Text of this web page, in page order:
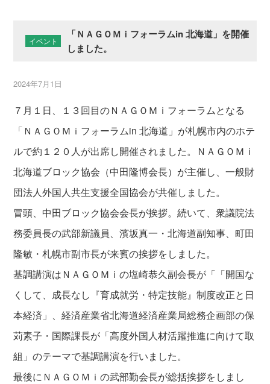
イベント
「ＮＡＧＯＭｉフォーラムin 北海道」を開催
しました。
2024年7月1日
７月１日、１３回目のＮＡＧＯＭｉフォーラムとなる
「ＮＡＧＯＭｉフォーラムin 北海道」が札幌市内のホテ
ルで約１２０人が出席し開催されました。ＮＡＧＯＭｉ
北海道ブロック協会（中田隆博会長）が主催し、一般財
団法人外国人共生支援全国協会が共催しました。
冒頭、中田ブロック協会会長が挨拶。続いて、衆議院法
務委員長の武部新議員、濱坂真一・北海道副知事、町田
隆敏・札幌市副市長が来賓の挨拶をしました。
基調講演はＮＡＧＯＭｉの塩崎恭久副会長が「「開国な
くして、成長なし『育成就労・特定技能』制度改正と日
本経済」、経済産業省北海道経済産業局総務企画部の保
苅素子・国際課長が「高度外国人材活躍推進に向けて取
組」のテーマで基調講演を行いました。
最後にＮＡＧＯＭｉの武部勤会長が総括挨拶をしまし